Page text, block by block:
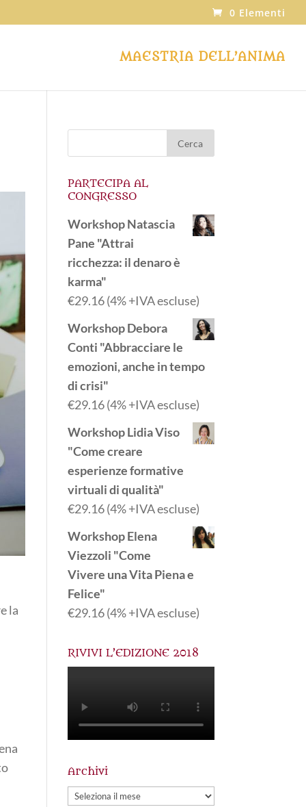
0 Elementi
MAESTRIA DELL’ANIMA
la
PARTECIPA AL
CONGRESSO
Workshop Natascia
Pane "Attrai
ricchezza: il denaro è
karma"
€29.16(4% +IVA escluse)
Workshop Debora
Conti "Abbracciare le
emozioni, anche in tempo
di crisi"
€29.16(4% +IVA escluse)
Workshop Lidia Viso
"Come creare
esperienze formative
virtuali di qualità"
€29.16(4% +IVA escluse)
Workshop Elena
Viezzoli "Come
Vivere una Vita Piena e
Felice"
€29.16(4% +IVA escluse)
RIVIVI L’EDIZIONE 2018
Archivi
Archivi